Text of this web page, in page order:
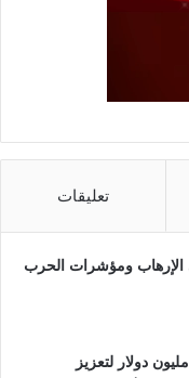
تعليقات
ومؤشرات الحرب
منحة بقيمة تتجاوز 1.5 مليون دولار لتعزيز